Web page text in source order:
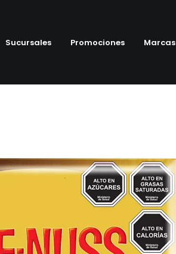
Sucursales Promociones Marcas